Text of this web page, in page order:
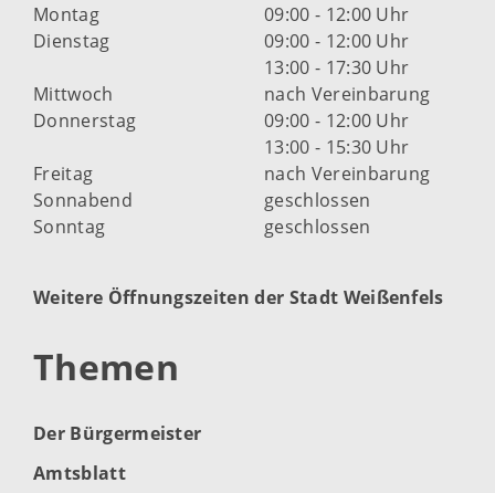
Montag
09:00 - 12:00 Uhr
Dienstag
09:00 - 12:00 Uhr
13:00 - 17:30 Uhr
Mittwoch
nach Vereinbarung
Donnerstag
09:00 - 12:00 Uhr
13:00 - 15:30 Uhr
Freitag
nach Vereinbarung
Sonnabend
geschlossen
Sonntag
geschlossen
Weitere Öffnungszeiten der Stadt Weißenfels
Themen
Der Bürgermeister
Amtsblatt